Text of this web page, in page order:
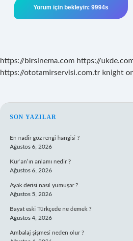
https://birsinema.com https://
https://ototamirservisi.com.tr knight
SIDEBAR
SON YAZILAR
En nadir göz rengi hangisi ?
Ağustos 6, 2026
Kur’an’ın anlamı nedir ?
Ağustos 6, 2026
Ayak derisi nasıl yumuşar ?
Ağustos 5, 2026
Bayat eski Türkçede ne demek ?
Ağustos 4, 2026
Ambalaj şişmesi neden olur ?